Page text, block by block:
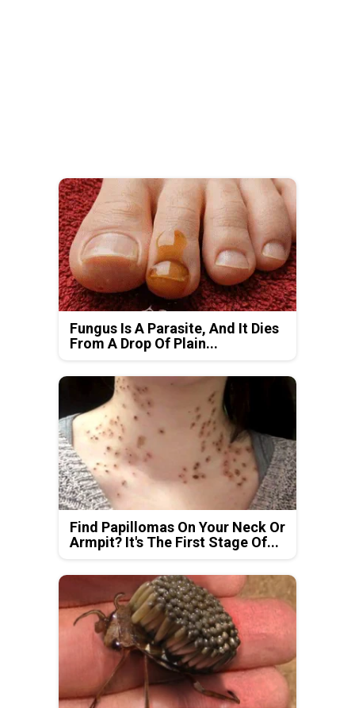
Fungus Is A Parasite, And It Dies
From A Drop Of Plain...
Find Papillomas On Your Neck Or
Armpit? It's The First Stage Of...